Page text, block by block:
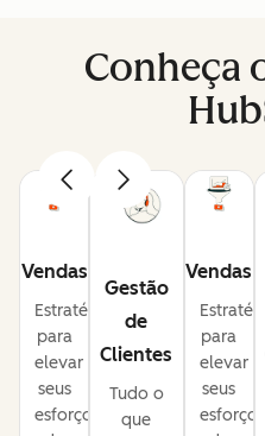
Conheça
Vendas
Estratégias
para
elevar
seus
esforços
Gestão
de
Clientes
Tudo o
que
Vendas
para
elevar
seus
esforços